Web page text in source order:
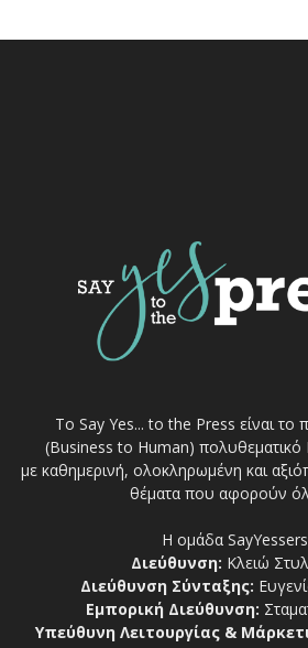
Το Say Yes... to the Press είναι
(Business to Human)
με καθημερινή, ολοκληρωμένη και
θέματα που αφορούν
Η ομάδα SayYessers
Διεύθυνση: Κλειώ
Διεύθυνση Σύνταξης:
Εμπορική Διεύθυνση:
Υπεύθυνη Λειτουργίας &